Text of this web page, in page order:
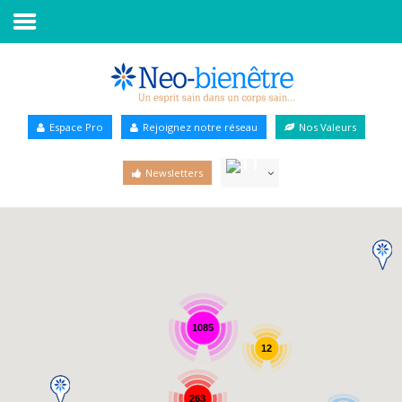
Annuaire Bien-être
Espace Pro Rejoignez notre réseau Nos Valeurs
Newsletters
1085
263
12